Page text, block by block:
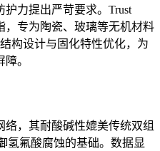
力提出严苛要求。 Trust
，专为陶瓷、玻璃等无机材料
构设计与固化特性优化，为
。
，其耐酸碱性媲美传统双组
氟酸腐蚀的基础。数据显